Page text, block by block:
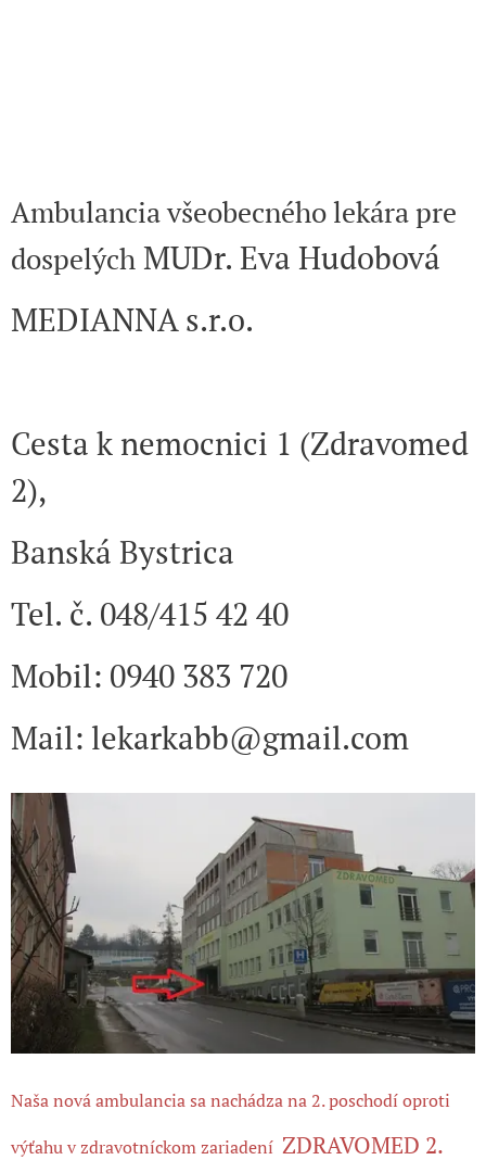
Ambulancia všeobecného lekára pre
dospelých MUDr. Eva Hudobová
MEDIANNA s.r.o.
Cesta k nemocnici 1 (Zdravomed
2),
Banská Bystrica
Tel. č. 048/415 42 40
Mobil: 0940 383 720
Mail: lekarkabb@gmail.com
Naša nová ambulancia sa nachádza na 2. poschodí oproti
výťahu v zdravotníckom zariadení ZDRAVOMED 2.